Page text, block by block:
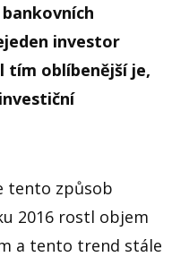
investor
tím oblíbenější je,
tento způsob
2016 rostl objem
a tento trend stále